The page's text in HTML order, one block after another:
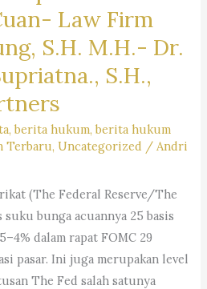
Law Firm
S.H. M.H.- Dr.
S.H.,
,berita hukum,berita hukum
Terbaru,Uncategorized /Andri
(The Federal Reserve/The
suku bunga acuannya 25 basis
dalam rapat FOMC 29
pasar. Ini juga merupakan level
The Fed salah satunya